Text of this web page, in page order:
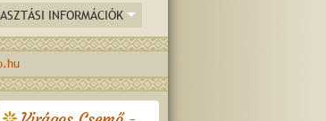
INFORMÁCIÓK